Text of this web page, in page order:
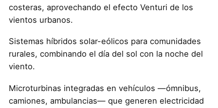
costeras, aprovechando el efecto Venturi de los
vientos urbanos.
Sistemas híbridos solar-eólicos para comunidades
rurales, combinando el día del sol con la noche del
viento.
Microturbinas integradas en vehículos —ómnibus,
camiones, ambulancias— que generen electricidad